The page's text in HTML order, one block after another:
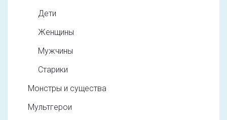
Дети
Женщины
Мужчины
Старики
Монстры и существа
Мультгерои